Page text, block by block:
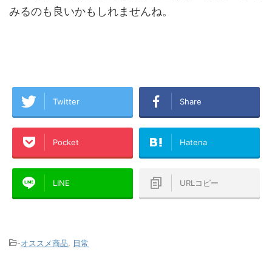
みるのも良いかもしれませんね。
Twitter Share
Pocket Hatena
LINE URLコピー
-オススメ商品 日常